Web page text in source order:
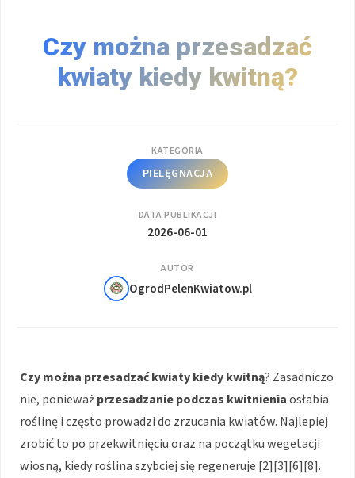
Czy można przesadzać
kwiaty kiedy kwitną?
KATEGORIA
PIELĘGNACJA
DATA PUBLIKACJI
2026-06-01
AUTOR
OgrodPelenKwiatow.pl
Czy można przesadzać kwiaty kiedy kwitną? Zasadniczo
nie, ponieważprzesadzanie podczas kwitnieniaosłabia
roślinę i często prowadzi do zrzucania kwiatów. Najlepiej
zrobić to po przekwitnięciu oraz na początku wegetacji
wiosną, kiedy roślina szybciej się regeneruje [2][3][6][8].